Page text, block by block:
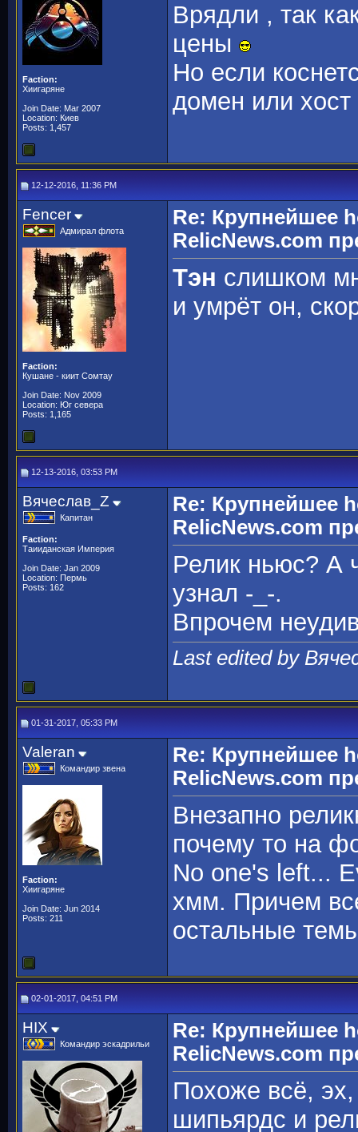
Faction:
Хиигаряне
Join Date: Mar 2007
Location: Киев
Posts: 1,457
Врядли , так
цены
Но если
домен или
12-12-2016, 11:36 PM
Fencer
Адмирал флота
Faction:
Кушане - киит Сомтау
Join Date: Nov 2009
Location: Юг севера
Posts: 1,165
Re: Крупнейшее
RelicNews.com
Тэн слишком
и умрёт он,
12-13-2016, 03:53 PM
Вячеслав_Z
Капитан
Faction:
Таииданская Империя
Join Date: Jan 2009
Location: Пермь
Posts: 162
Re: Крупнейшее
RelicNews.com
Релик ньюс? А
узнал -_-.
Впрочем
Last edited by
01-31-2017, 05:33 PM
Valeran
Командир звена
Faction:
Хиигаряне
Join Date: Jun 2014
Posts: 211
Re: Крупнейшее
RelicNews.com
Внезапно
почему то на
No one's left...
хмм. Причем
остальные
02-01-2017, 04:51 PM
HIX
Командир эскадрильи
Re: Крупнейшее
RelicNews.com
Похоже всё,
шипьярдс и